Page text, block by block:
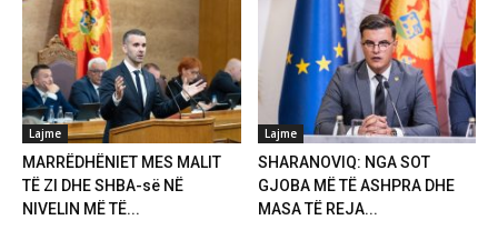
Lajme
MARRËDHËNIET MES MALIT
TË ZI DHE SHBA-së NË
NIVELIN MË TË...
Lajme
SHARANOVIQ: NGA SOT
GJOBA MË TË ASHPRA DHE
MASA TË REJA...